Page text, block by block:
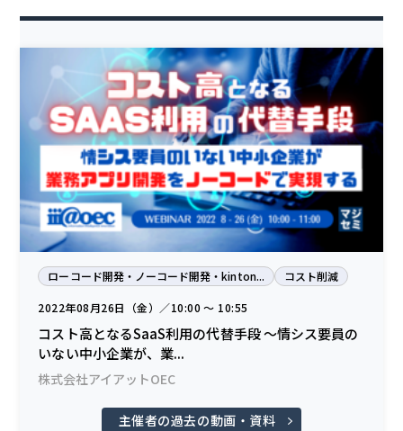
ローコード開発・ノーコード開発・kinton... コスト削減
2022年08月26日（金）／10:00 〜 10:55
コスト高となるSaaS利用の代替手段 ～情シス要員の
いない中小企業が、業...
株式会社アイアットOEC
主催者の過去の動画・資料